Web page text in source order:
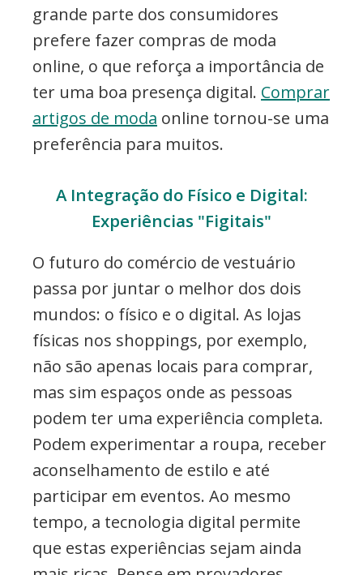
grande parte dos consumidores
prefere fazer compras de moda
online, o que reforça a importância de
ter uma boa presença digital. Comprar
artigos de moda online tornou-se uma
preferência para muitos.
A Integração do Físico e Digital:
Experiências "Figitais"
O futuro do comércio de vestuário
passa por juntar o melhor dos dois
mundos: o físico e o digital. As lojas
físicas nos shoppings, por exemplo,
não são apenas locais para comprar,
mas sim espaços onde as pessoas
podem ter uma experiência completa.
Podem experimentar a roupa, receber
aconselhamento de estilo e até
participar em eventos. Ao mesmo
tempo, a tecnologia digital permite
que estas experiências sejam ainda